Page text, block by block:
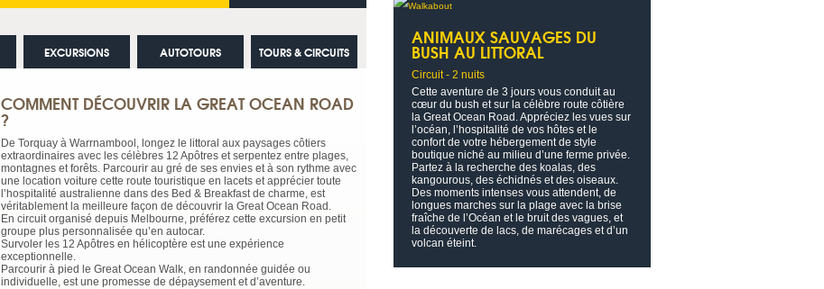
COMMENT DÉCOUVRIR LA GREAT OCEAN ROAD
?
De Torquay à Warrnambool, longez le littoral aux paysages côtiers
extraordinaires avec les célèbres 12 Apôtres et serpentez entre plages,
montagnes et forêts. Parcourir au gré de ses envies et à son rythme avec
une location voiture cette route touristique en lacets et apprécier toute
l’hospitalité australienne dans des Bed & Breakfast de charme, est
véritablement la meilleure façon de découvrir la Great Ocean Road.
En circuit organisé depuis Melbourne, préférez cette excursion en petit
groupe plus personnalisée qu’en autocar.
Survoler les 12 Apôtres en hélicoptère est une expérience
exceptionnelle.
Parcourir à pied le Great Ocean Walk, en randonnée guidée ou
individuelle, est une promesse de dépaysement et d’aventure.
EXCURSIONS AUTOTOURS TOURS & CIRCUITS
ANIMAUX SAUVAGES DU
BUSH AU LITTORAL
Circuit - 2 nuits
Cette aventure de 3 jours vous conduit au
cœur du bush et sur la célèbre route côtière
la Great Ocean Road. Appréciez les vues sur
l’océan, l’hospitalité de vos hôtes et le
confort de votre hébergement de style
boutique niché au milieu d’une ferme privée.
Partez à la recherche des koalas, des
kangourous, des échidnés et des oiseaux.
Des moments intenses vous attendent, de
longues marches sur la plage avec la brise
fraîche de l’Océan et le bruit des vagues, et
la découverte de lacs, de marécages et d’un
volcan éteint.